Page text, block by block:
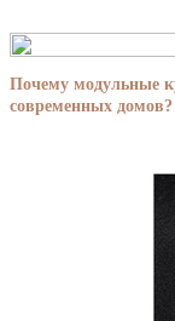
Почему модульные
современных домов?